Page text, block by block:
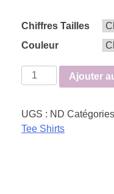
Chiffres Tailles
Couleur
quantité
de
zip
avec
Ajouter
UGS : ND
Tee Shirts